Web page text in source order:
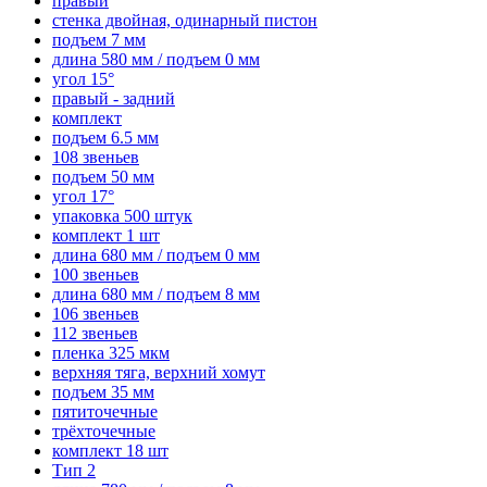
стенка двойная, одинарный пистон
подъем 7 мм
длина 580 мм / подъем 0 мм
угол 15°
правый - задний
комплект
подъем 6.5 мм
108 звеньев
подъем 50 мм
угол 17°
упаковка 500 штук
комплект 1 шт
длина 680 мм / подъем 0 мм
100 звеньев
длина 680 мм / подъем 8 мм
106 звеньев
112 звеньев
пленка 325 мкм
верхняя тяга, верхний хомут
подъем 35 мм
пятиточечные
трёхточечные
комплект 18 шт
Тип 2